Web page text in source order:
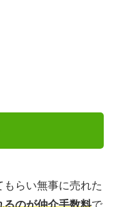
らい無事に売れた